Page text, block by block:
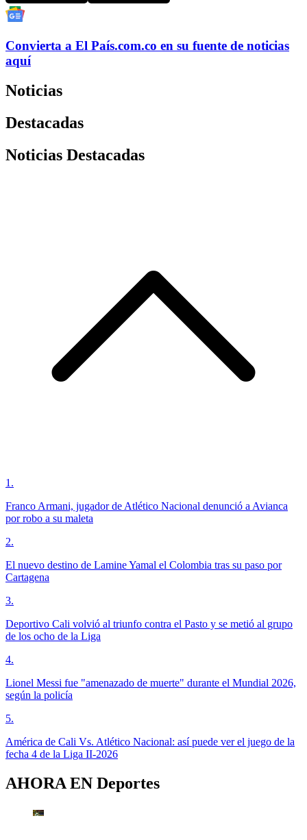
Convierta a El País.com.co en su fuente de noticias
aquí
Noticias
Destacadas
Noticias Destacadas
1 .
Franco Armani, jugador de Atlético Nacional denunció a Avianca
por robo a su maleta
2.
El nuevo destino de Lamine Yamal el Colombia tras su paso por
Cartagena
3.
Deportivo Cali volvió al triunfo contra el Pasto y se metió al grupo
de los ocho de la Liga
4.
Lionel Messi fue "amenazado de muerte" durante el Mundial 2026,
según la policía
5.
América de Cali Vs. Atlético Nacional: así puede ver el juego de la
fecha 4 de la Liga II-2026
AHORA EN Deportes